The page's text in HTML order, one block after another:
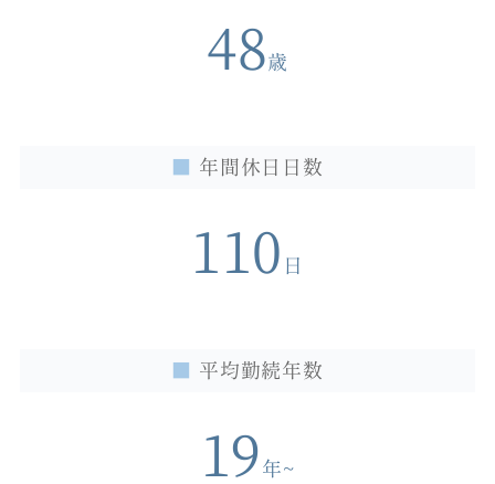
48歳
年間休日日数
110 日
平均勤続年数
19 年~